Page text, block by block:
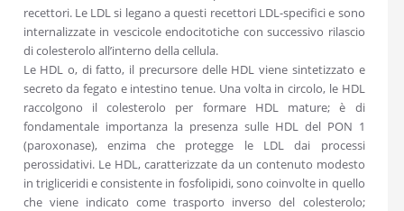
recettori. Le LDL si legano a questi recettori LDL-specifici e sono
internalizzate in vescicole endocitotiche con successivo rilascio
di colesterolo all’interno della cellula.
Le HDL o, di fatto, il precursore delle HDL viene sintetizzato e
secreto da fegato e intestino tenue. Una volta in circolo, le HDL
raccolgono il colesterolo per formare HDL mature; è di
fondamentale importanza la presenza sulle HDL del PON 1
(paroxonase), enzima che protegge le LDL dai processi
perossidativi. Le HDL, caratterizzate da un contenuto modesto
in trigliceridi e consistente in fosfolipidi, sono coinvolte in quello
che viene indicato come trasporto inverso del colesterolo;